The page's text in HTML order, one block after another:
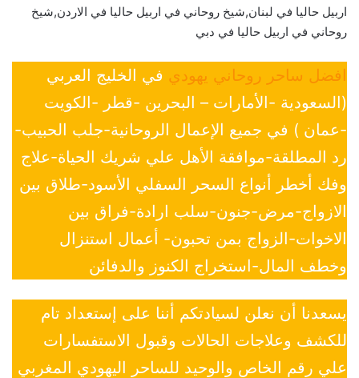
اربيل حاليا في لبنان,شيخ روحاني في اربيل حاليا في الاردن,شيخ
روحاني في اربيل حاليا في دبي
افضل ساحر روحاني يهودي في الخليج العربي
(السعودية -الأمارات – البحرين -قطر -الكويت
-عمان ) في جميع الإعمال الروحانية-جلب الحبيب-
رد المطلقة-موافقة الأهل علي شريك الحياة-علاج
وفك أخطر أنواع السحر السفلي الأسود-طلاق بين
الازواج-مرض-جنون-سلب ارادة-فراق بين
الاخوات-الزواج بمن تحبون- أعمال استنزال
وخطف المال-استخراج الكنوز والدفائن
يسعدنا أن نعلن لسيادتكم أننا على إستعداد تام
للكشف وعلاجات الحالات وقبول الاستفسارات
علي رقم الخاص والوحيد للساحر اليهودي المغربي